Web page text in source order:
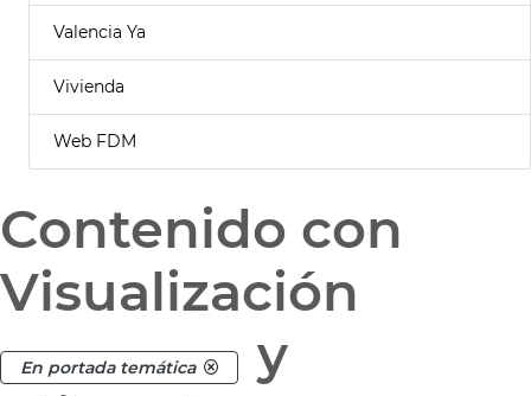
Valencia Ya
Vivienda
Web FDM
Contenido con
Visualización
En portada temática
y